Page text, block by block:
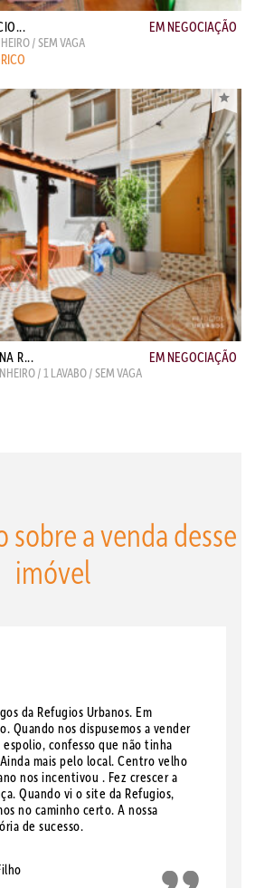
EM NEGOCIAÇÃO
/ SEM VAGA
R... EM NEGOCIAÇÃO
/ 1 LAVABO / SEM VAGA
a venda desse
imóvel
da Refugios Urbanos. Em
Quando nos dispusemos a vender
confesso que não tinha
mais pelo local. Centro velho
nos incentivou . Fez crescer a
Quando vi o site da Refugios,
no caminho certo. A nossa
de sucesso.